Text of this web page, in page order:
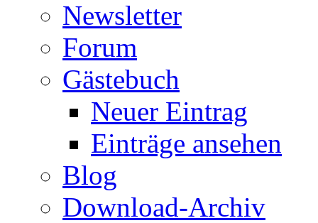
Newsletter
Forum
Gästebuch
Neuer Eintrag
Einträge ansehen
Blog
Download-Archiv